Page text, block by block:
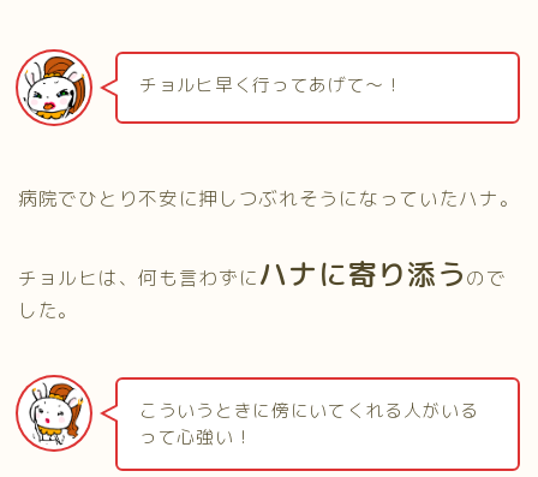
チョルヒ早く行ってあげて～！
病院でひとり不安に押しつぶれそうになっていたハナ。
チョルヒは、何も言わずにハナに寄り添うので
した。
こういうときに傍にいてくれる人がいる
って心強い！